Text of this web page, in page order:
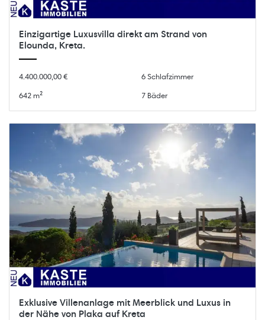
Einzigartige Luxusvilla direkt am Strand von
Elounda, Kreta.
4.400.000,00 €
642 m²
6 Schlafzimmer
7 Bäder
Exklusive Villenanlage mit Meerblick und Luxus in
der Nähe von Plaka auf Kreta